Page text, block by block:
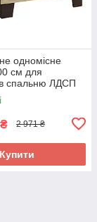
одномісне
см для
спальню ЛДСП
венге магія/
₴ 2 971 ₴
Купити